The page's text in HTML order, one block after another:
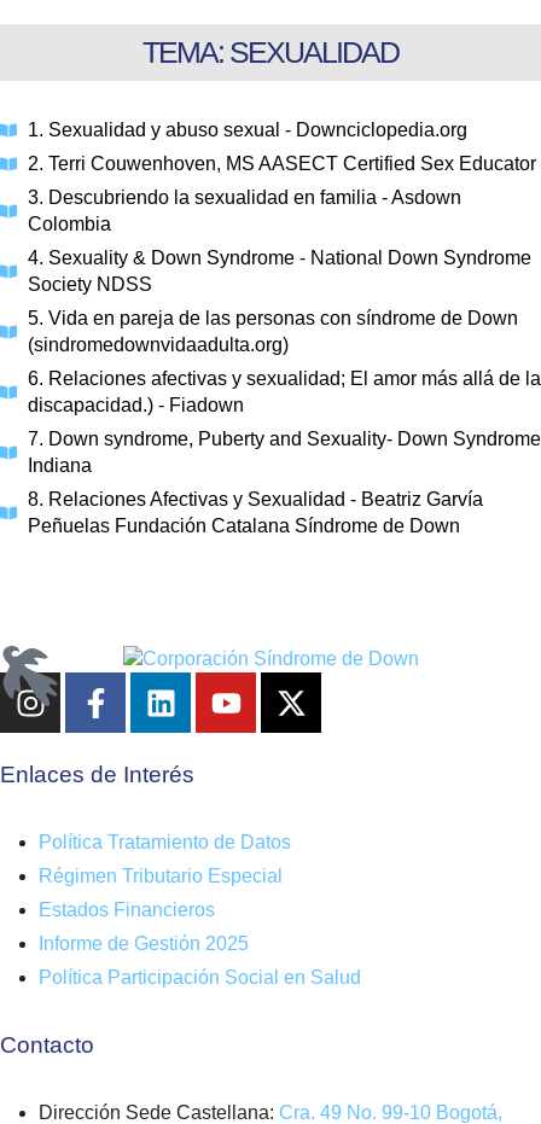
TEMA: SEXUALIDAD
1. Sexualidad y abuso sexual - Downciclopedia.org
2. Terri Couwenhoven, MS AASECT Certified Sex Educator
3. Descubriendo la sexualidad en familia - Asdown
Colombia
4. Sexuality & Down Syndrome - National Down Syndrome
Society NDSS
5. Vida en pareja de las personas con síndrome de Down
(sindromedownvidaadulta.org)
6. Relaciones afectivas y sexualidad; El amor más allá de la
discapacidad.) - Fiadown
7. Down syndrome, Puberty and Sexuality- Down Syndrome
Indiana
8. Relaciones Afectivas y Sexualidad - Beatriz Garvía
Peñuelas Fundación Catalana Síndrome de Down
Enlaces de Interés
Política Tratamiento de Datos
Régimen Tributario Especial
Estados Financieros
Informe de Gestión 2025
Política Participación Social en Salud
Contacto
Dirección Sede Castellana: Cra. 49 No. 99-10 Bogotá,